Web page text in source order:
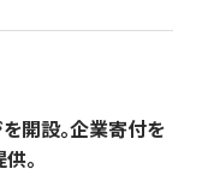
開設。企業寄付を
。